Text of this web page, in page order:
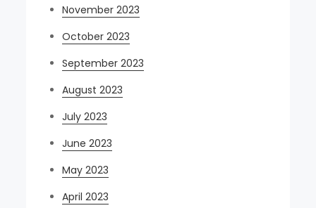
November 2023
October 2023
September 2023
August 2023
July 2023
June 2023
May 2023
April 2023